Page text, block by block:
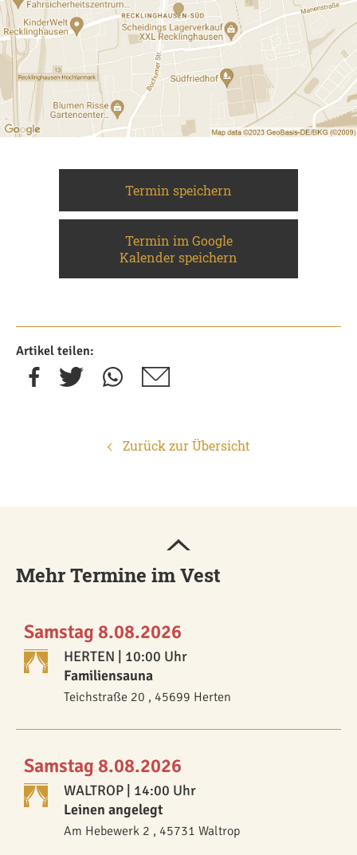
Termin speichern
Termin im Google
Kalender speichern
Artikel teilen:
Zurück zur Übersicht
Mehr Termine im Vest
Samstag 8.08.2026
HERTEN | 10:00 Uhr
Familiensauna
Teichstraße 20 , 45699 Herten
Samstag 8.08.2026
WALTROP | 14:00 Uhr
Leinen angelegt
Am Hebewerk 2 , 45731 Waltrop